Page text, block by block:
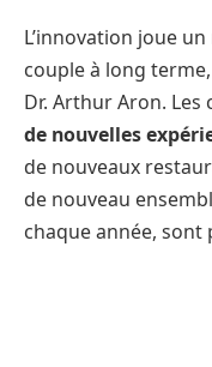
L’innovation joue
couple à long
Dr. Arthur Aron. Les
de nouvelles
de nouveaux
de nouveau
chaque année,